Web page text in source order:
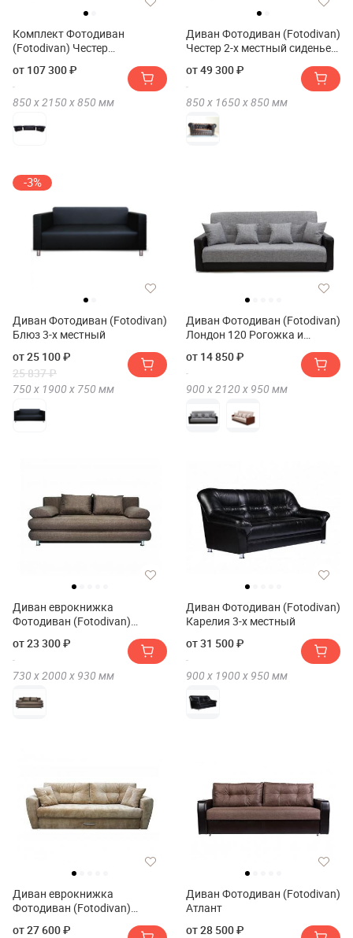
Комплект Фотодиван
(Fotodivan) Честер
кресла)
от 107 300 ₽
850 х2150 х850 мм
Диван Фотодиван (Fotodivan)
Честер 2-х местный сиденье
от 49 300 ₽
850 х 1650 х850 мм
-3%
Диван Фотодиван (Fotodivan)
Блюз 3-х местный
от 25 100 ₽
25 837 ₽
750 х 1900 х 750 мм
Диван Фотодиван (Fotodivan)
Лондон 120 Рогожка и
от 14 850 ₽
900 х2120 х 950 мм
Диван еврокнижка
Фотодиван (Fotodivan)
от 23 300 ₽
730 х2000 х 930 мм
Диван Фотодиван (Fotodivan)
Карелия 3-х местный
от 31 500 ₽
900 х 1900 х 950 мм
Диван еврокнижка
Фотодиван (Fotodivan)
от 27 600 ₽
Диван Фотодиван (Fotodivan)
Атлант
от 28 500 ₽